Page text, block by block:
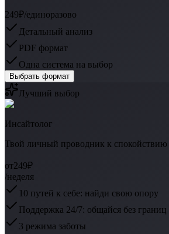
249₽/единоразово
Детальный анализ
PDF формат
Одна система на выбор
Выбрать формат
Лучший выбор
Инсайтолог
Твой личный проводник к спокойствию
от249₽
/неделя
10 путей к себе: найди свою опору
Поддержка 24/7: общайся без границ
3 режима заботы